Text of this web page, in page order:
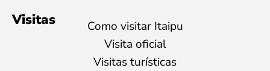
Visitas
Como visitar Itaipu
Visita oficial
Visitas turísticas